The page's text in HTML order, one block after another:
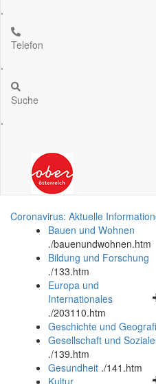
.
Telefon
.
Suche
.
Coronavirus: Aktuelle
Bauen und Wohnen
./bauenundwohnen.htm
Bildung und Forschung
./133.htm
Europa und
Internationales
./203110.htm
Geschichte und
Gesellschaft und
./139.htm
Gesundheit ./141.htm
Kultur